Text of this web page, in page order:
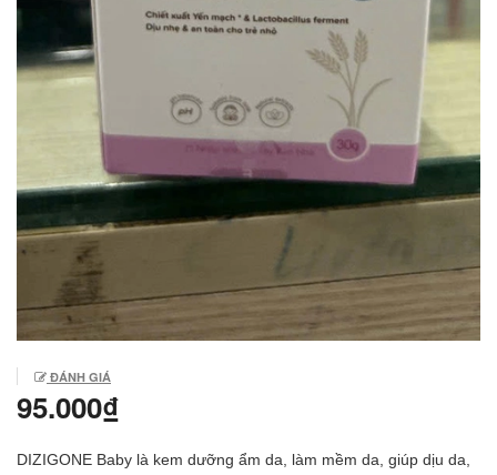
ĐÁNH GIÁ
95.000₫
DIZIGONE Baby là kem dưỡng ẩm da, làm mềm da, giúp dịu da,